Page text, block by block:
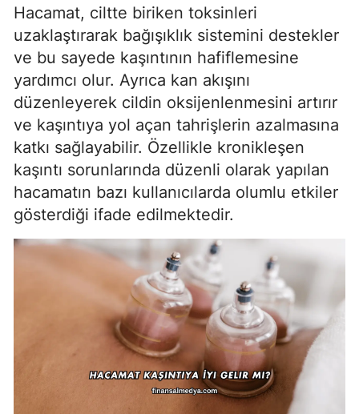
Hacamat, ciltte biriken toksinleri
uzaklaştırarak bağışıklık sistemini destekler
ve bu sayede kaşıntının hafiflemesine
yardımcı olur. Ayrıca kan akışını
düzenleyerek cildin oksijenlenmesini artırır
ve kaşıntıya yol açan tahrişlerin azalmasına
katkı sağlayabilir. Özellikle kronikleşen
kaşıntı sorunlarında düzenli olarak yapılan
hacamatın bazı kullanıcılarda olumlu etkiler
gösterdiği ifade edilmektedir.